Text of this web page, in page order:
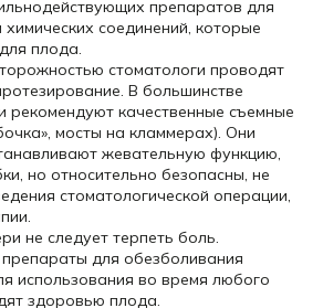
препаратов для
химических соединений, которые
плода.
стоматологи проводят
В большинстве
рекомендуют качественные съемные
мосты на кламмерах). Они
жевательную функцию,
но относительно безопасны, не
стоматологической операции,
не следует терпеть боль.
для обезболивания
использования во время любого
здоровью плода.